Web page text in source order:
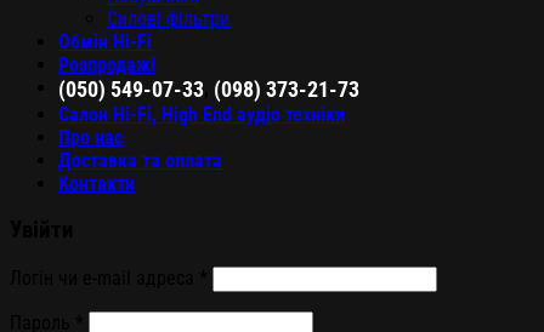
Силові фільтри
Обмін Hi-Fi
Розпродажі
(050) 549-07-33 (098) 373-21-73
Салон Hi-Fi, High End аудіо техніки
Про нас
Доставка та оплата
Контакти